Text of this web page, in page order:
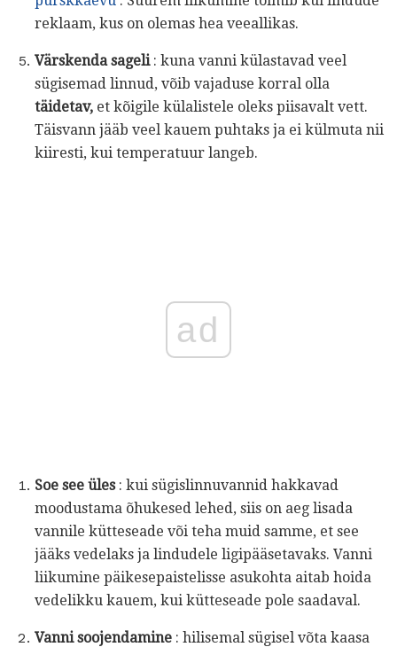
reklaam, kus on olemas hea veeallikas.
Värskenda sageli: kuna vanni külastavad veel
sügisemad linnud, võib vajaduse korral olla
täidetav, et kõigile külalistele oleks piisavalt vett.
Täisvann jääb veel kauem puhtaks ja ei külmuta nii
kiiresti, kui temperatuur langeb.
ad
Soe see üles: kui sügislinnuvannid hakkavad
moodustama õhukesed lehed, siis on aeg lisada
vannile kütteseade või teha muid samme, et see
jääks vedelaks ja lindudele ligipääsetavaks. Vanni
liikumine päikesepaistelisse asukohta aitab hoida
vedelikku kauem, kui kütteseade pole saadaval.
Vanni soojendamine : hilisemal sügisel võta kaasa